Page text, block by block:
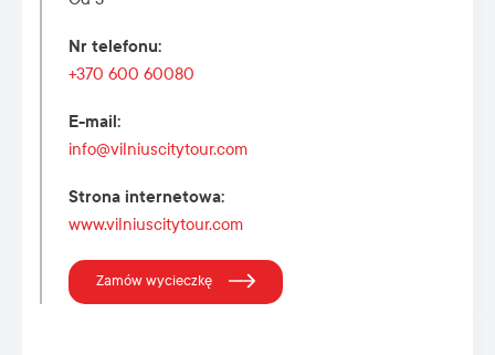
Nr telefonu:
+370 600 60080
E-mail :
info@vilniuscitytour.com
Strona internetowa:
www.vilniuscitytour.com
Zamów wycieczkę